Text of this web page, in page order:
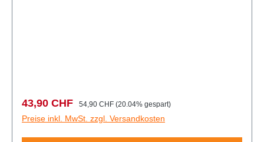
Verkaufspreis:
43,90 CHF Regulärer Preis:
54,90 CHF (20.04% gespart)
Preise inkl. MwSt. zzgl. Versandkosten